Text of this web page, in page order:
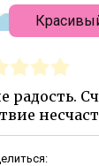
радость.